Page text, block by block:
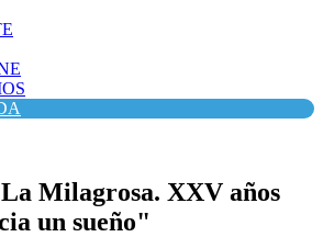
Milagrosa. XXV años
un sueño"